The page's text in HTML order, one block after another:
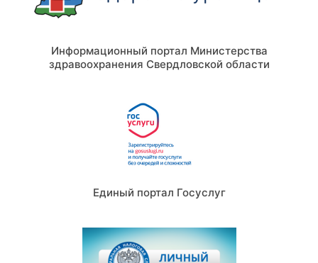
Информационный портал Министерства
здравоохранения Свердловской области
Единый портал Госуслуг